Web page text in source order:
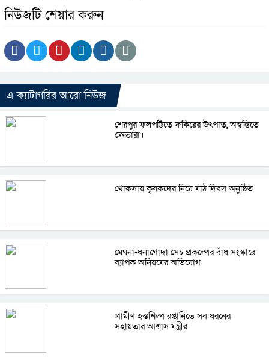
নিউজটি শেয়ার করুন
এ ক্যাটাগরির আরো নিউজ
শেরপুর ফলপট্টিতে ফকিরের উৎপাত, অস্বস্তিতে
ক্রেতারা।
খোকসায় কৃষকদের নিয়ে মাঠ দিবস অনুষ্ঠিত
মেঘনা-ধনাগোদা সেচ প্রকল্পের বাঁধ সংস্কারে
ব্যাপক অনিয়মের অভিযোগ
গ্রামীণ হস্তশিল্প রপ্তানিতে সব ধরনের
সহায়তার আশ্বাস মন্ত্রীর